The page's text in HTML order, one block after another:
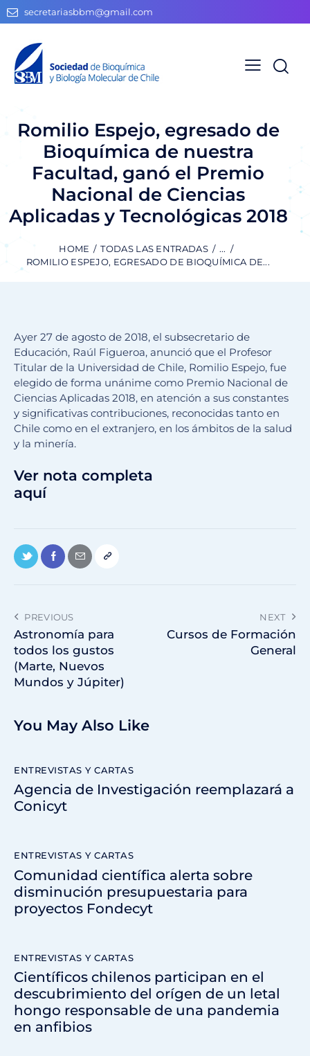
secretariasbbm@gmail.com
Romilio Espejo, egresado de
Bioquímica de nuestra
Facultad, ganó el Premio
Nacional de Ciencias
Aplicadas y Tecnológicas 2018
HOME TODAS LAS ENTRADAS
...
ROMILIO ESPEJO, EGRESADO DE BIOQUÍMICA DE...
Ayer 27 de agosto de 2018, el subsecretario de
Educación, Raúl Figueroa, anunció que el Profesor
Titular de la Universidad de Chile, Romilio Espejo, fue
elegido de forma unánime como Premio Nacional de
Ciencias Aplicadas 2018, en atención a sus constantes
y significativas contribuciones, reconocidas tanto en
Chile como en el extranjero, en los ámbitos de la salud
y la minería.
Ver nota completa
aquí
PREVIOUS
Astronomía para
todos los gustos
(Marte, Nuevos
Mundos y Júpiter)
NEXT
Cursos de Formación
General
You May Also Like
ENTREVISTAS Y CARTAS
Agencia de Investigación reemplazará a
Conicyt
ENTREVISTAS Y CARTAS
Comunidad científica alerta sobre
disminución presupuestaria para
proyectos Fondecyt
ENTREVISTAS Y CARTAS
Científicos chilenos participan en el
descubrimiento del orígen de un letal
hongo responsable de una pandemia
en anfibios